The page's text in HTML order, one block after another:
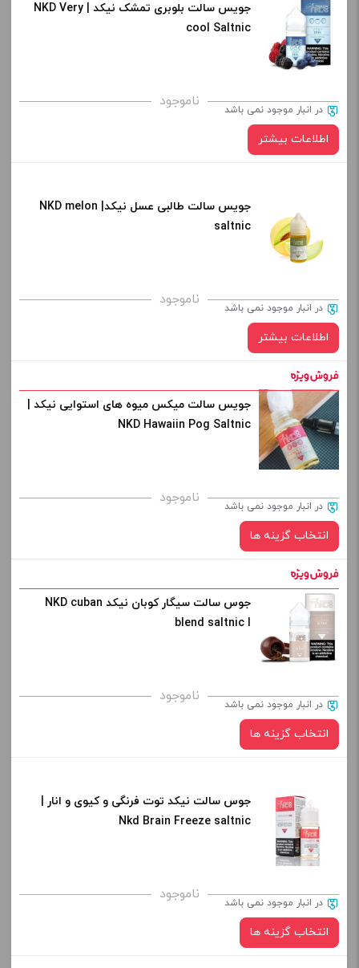
جویس سالت بلوبری تمشک نیکد | NKD Very
cool Saltnic
ناموجود در انبار موجود نمی باشد
اطلاعات بیشتر
جویس سالت طالبی عسل نیکد| NKD melon
saltnic
ناموجود در انبار موجود نمی باشد
اطلاعات بیشتر
جویس سالت میکس میوه های استوایی نیکد |
NKD Hawaiin Pog Saltnic
ناموجود در انبار موجود نمی باشد
انتخاب گزینه ها
نیکوتین:
برای فعال شدن سبد خرید و نمایش قیمت ، گزینه های محصول را
از کادر بالا انتخاب کنید.
+
جوس سالت سیگار کوبان نیکد NKD cuban
blend saltnic l
ناموجود در انبار موجود نمی باشد
انتخاب گزینه ها
نیکوتین:
برای فعال شدن سبد خرید و نمایش قیمت ، گزینه های محصول را
از کادر بالا انتخاب کنید.
+
جوس سالت نیکد توت فرنگی و کیوی و انار |
Nkd Brain Freeze saltnic
ناموجود در انبار موجود نمی باشد
انتخاب گزینه ها